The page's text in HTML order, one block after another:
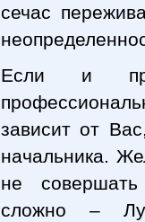
сечас
Если и
зависит от
начальника.
не
сложно –